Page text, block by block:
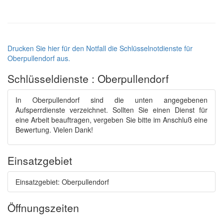
Drucken Sie hier für den Notfall die Schlüsselnotdienste für
Oberpullendorf aus.
Schlüsseldienste : Oberpullendorf
In Oberpullendorf sind die unten angegebenen
Aufsperrdienste verzeichnet. Sollten Sie einen Dienst für
eine Arbeit beauftragen, vergeben Sie bitte im Anschluß eine
Bewertung. Vielen Dank!
Einsatzgebiet
Einsatzgebiet: Oberpullendorf
Öffnungszeiten